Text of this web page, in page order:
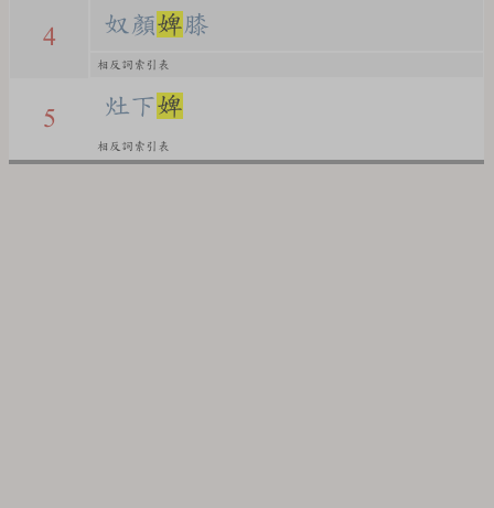
4 奴顏婢膝
相反詞索引表
5 灶下婢
相反詞索引表